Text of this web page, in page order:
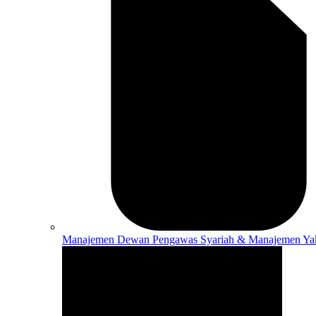
Manajemen Dewan Pengawas Syariah & Manajemen